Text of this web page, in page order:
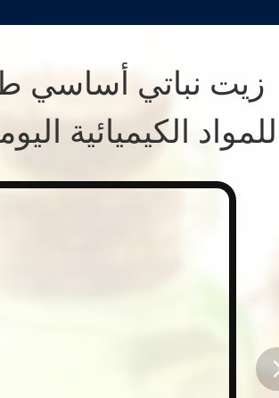
زيت نباتي أساسي
للمواد الكيميائية